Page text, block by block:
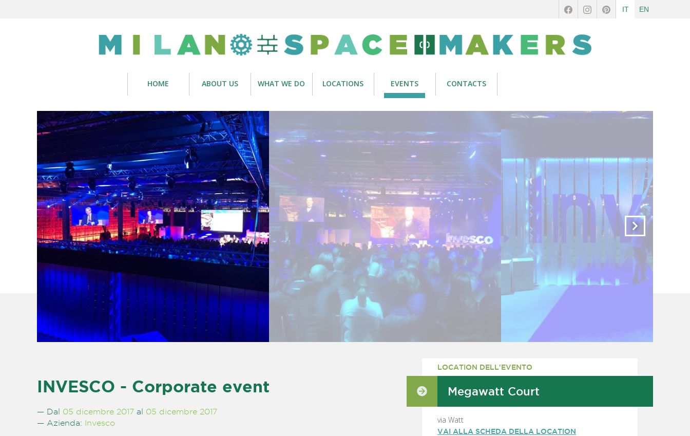
IT EN
HOME ABOUT US WHAT WE DO LOCATIONS EVENTS CONTACTS
INVESCO - Corporate event
— Dal 05 dicembre 2017 al 05 dicembre 2017
— Azienda: Invesco
LOCATION DELL'EVENTO
Megawatt Court
via Watt
VAI ALLA SCHEDA DELLA LOCATION